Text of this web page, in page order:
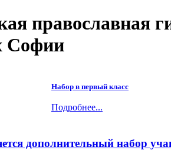
православная
Софии
Набор в первый класс
Подробнее...
дополнительный набор